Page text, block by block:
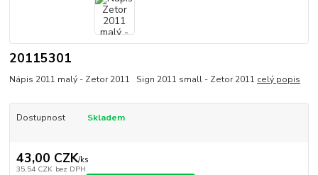
20115301
Nápis 2011 malý - Zetor 2011 Sign 2011 small - Zetor 2011 celý popis
Dostupnost Skladem
43,00 CZK/ks
35,54 CZK bez DPH